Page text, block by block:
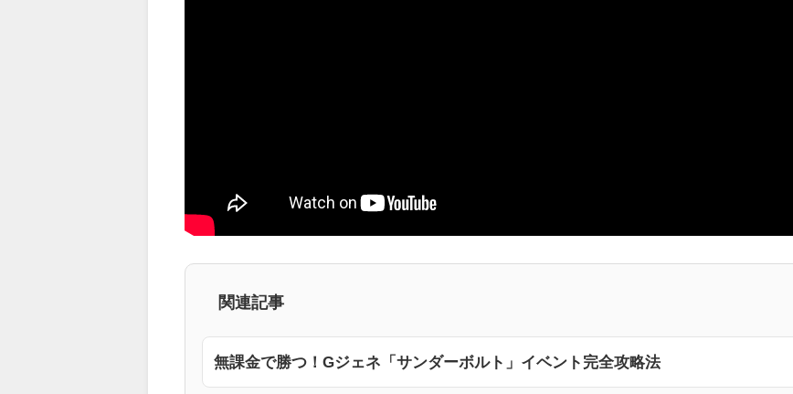
関連記事
無課金で勝つ！Gジェネ「サンダーボルト」イベント完全攻略法